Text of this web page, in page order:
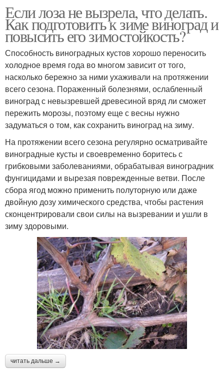
Если лоза не вызрела, что делать.
Как подготовить к зиме виноград и
повысить его зимостойкость?
Способность виноградных кустов хорошо переносить
холодное время года во многом зависит от того,
насколько бережно за ними ухаживали на протяжении
всего сезона. Пораженный болезнями, ослабленный
виноград с невызревшей древесиной вряд ли сможет
пережить морозы, поэтому еще с весны нужно
задуматься о том, как сохранить виноград на зиму.
На протяжении всего сезона регулярно осматривайте
виноградные кусты и своевременно боритесь с
грибковыми заболеваниями, обрабатывая виноградник
фунгицидами и вырезая поврежденные ветви. После
сбора ягод можно применить полуторную или даже
двойную дозу химического средства, чтобы растения
сконцентрировали свои силы на вызревании и ушли в
зиму здоровыми.
читать дальше →